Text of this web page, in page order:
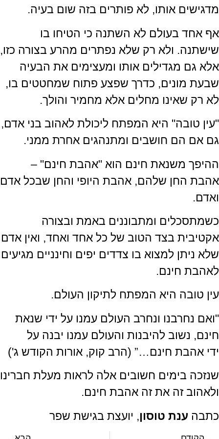
מדגישים אותו, לא פותרים בזה שום בעיה.
אף אחד בעולם לא השתנה כי הטיחו בו
שישתנה. ולא רק שלא נפתרים מהרע בצורה כזו,
אלא גם מגדילים אותו ומעצימים את הבעיה
שבעת מונים, כדרך שפצע פתוח שמחטטים בו,
לא רק שאינו מחלים אלא מחמיר והולך.
"עין טובה" היא המפתח ליכולת לאהוב בני אדם,
גם אם הם חושבים ומתנהגים אחרת ממני.
ההיפך משנאת חינם הוא "אהבת חינם" –
אהבת החן שלהם, אהבת היופי והחן שבכל אדם
ואדם.
כשמתסכלים ומתבוננים באמת ובצורה
אקטיבית בצד הטוב של כל אחד ואחד, ואין אדם
שלא ניתן למצוא בו צדדים יפים וחינניים מגיעים
לאהבת חינם.
עין טובה היא המפתח לתיקון העולם.
"ואם נחרבנו ונחרב העולם עמנו על ידי שנאת
חינם, נשוב להיבנות והעולם עמנו יבנה על
ידי אהבת חינם…” (הרב קוק, אורות הקודש ג')
שנזכה בימים חשובים אלה לראות מעלת חברינו
ולאהוב זה את זה אהבת חינם.
כתבה ענת טוסון, יועצת בגישת שפר